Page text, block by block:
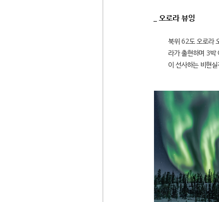
_ 오로라 뷰잉
북위 62도 오로라
라가 출현하며 3박
이 선사하는 비현